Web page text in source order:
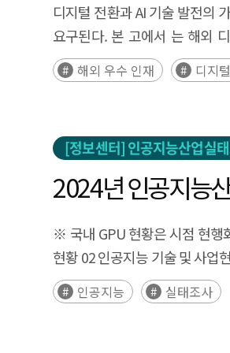
in the actual
policies and establish
acceptance. In addition,
virtual-reality-based
medical professionals and
immersive training programs
environments where anyone
virtual convergence can
including the establishment
care and healthcare
acceptance. As the
market in a transitional
context, this study
preparation for the era of
innovation, and
AI policy should be
competitiveness of AI. This report examines the roles and illustrative cases of software underpinning each stage of the AI development lifecycle and explores
software policy directions
competitiveness and
economies—the United
approaches in AI and
approach centered on
highlights the need for
based self-regulation, and
strategies.
디지털 전환과 AI 기술 발전의
요구된다. 본 고에서 는 해외
애로사항을 분석하고 시사점
해외 디지털 인재 수요가 많은
어려움을 겪고 있는 중소기업,
디지털 인재는 원활한 의사소
어려움을 겪고 있었다. 기업 설
채널과 해외 디지털 인 력이
유치하고 안정적인 정착을 지
당면하는 애로사항 해결을 위
체류자격 전환의 유연 성 확대
해외 우수 인재 디지
[정보센터] 인공지능산업실
2024년 인공지능
※ 국내 GPU 현황은 시점 현행
현황 02 인공지능 기술 및 사업
조사표
인공지능 실태조사